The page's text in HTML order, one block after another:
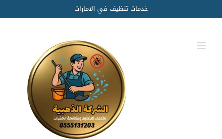
to
content
خدمات تنظيف في الامارات